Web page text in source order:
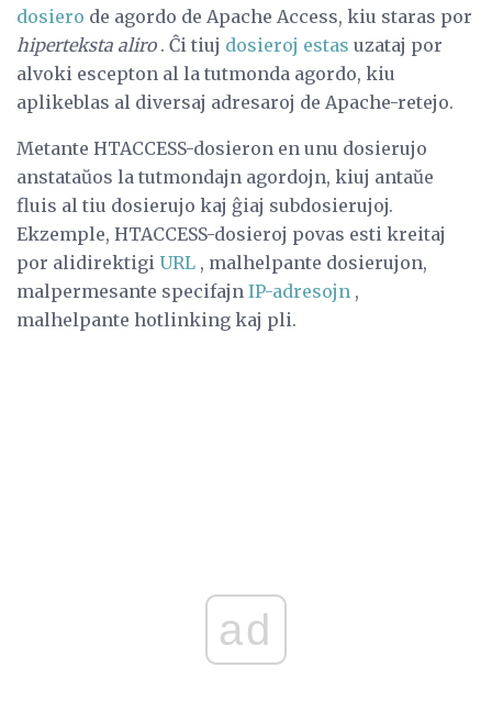
dosiero de agordo de Apache Access, kiu staras por
hiperteksta aliro. Ĉi tiuj dosieroj estas uzataj por
alvoki escepton al la tutmonda agordo, kiu
aplikeblas al diversaj adresaroj de Apache-retejo.
Metante HTACCESS-dosieron en unu dosierujo
anstataŭos la tutmondajn agordojn, kiuj antaŭe
fluis al tiu dosierujo kaj ĝiaj subdosierujoj.
Ekzemple, HTACCESS-dosieroj povas esti kreitaj
por alidirektigi URL , malhelpante dosierujon,
malpermesante specifajn IP-adresojn ,
malhelpante hotlinking kaj pli.
ad